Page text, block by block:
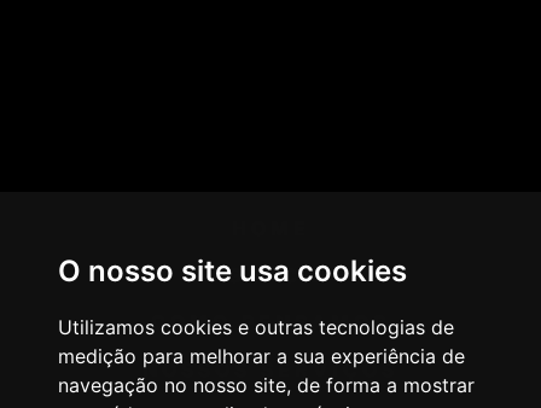
O nosso site usa cookies
Utilizamos cookies e outras tecnologias de
medição para melhorar a sua experiência de
navegação no nosso site, de forma a mostrar
AGÊNCIA
COMO PENSAMOS
NOSSOS SERVIÇOS